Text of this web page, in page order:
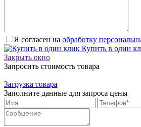
Я согласен на обработку
Купить в один
Закрыть окно
Запросить стоимость товара
Загрузка товара
Заполните данные для запроса цены